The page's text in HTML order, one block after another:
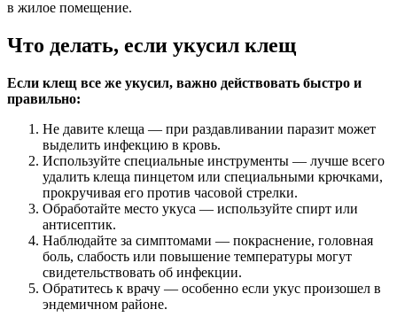
в жилое помещение.
Что делать, если укусил клещ
Если клещ все же укусил, важно действовать быстро и
правильно:
Не давите клеща — при раздавливании паразит может
выделить инфекцию в кровь.
Используйте специальные инструменты — лучше всего
удалить клеща пинцетом или специальными крючками,
прокручивая его против часовой стрелки.
Обработайте место укуса — используйте спирт или
антисептик.
Наблюдайте за симптомами — покраснение, головная
боль, слабость или повышение температуры могут
свидетельствовать об инфекции.
Обратитесь к врачу — особенно если укус произошел в
эндемичном районе.